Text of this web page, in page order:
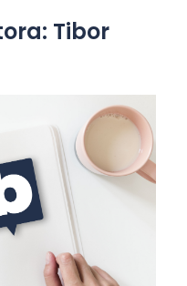
Tibor